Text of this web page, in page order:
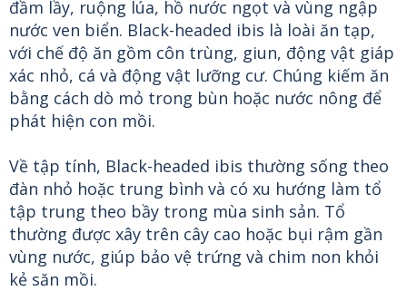
đầm lầy, ruộng lúa, hồ nước ngọt và vùng ngập
nước ven biển. Black-headed ibis là loài ăn tạp,
với chế độ ăn gồm côn trùng, giun, động vật giáp
xác nhỏ, cá và động vật lưỡng cư. Chúng kiếm ăn
bằng cách dò mỏ trong bùn hoặc nước nông để
phát hiện con mồi.
Về tập tính, Black-headed ibis thường sống theo
đàn nhỏ hoặc trung bình và có xu hướng làm tổ
tập trung theo bầy trong mùa sinh sản. Tổ
thường được xây trên cây cao hoặc bụi rậm gần
vùng nước, giúp bảo vệ trứng và chim non khỏi
kẻ săn mồi.